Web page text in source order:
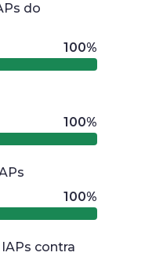
do
100%
100%
100%
contra